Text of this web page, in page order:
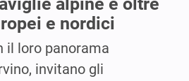
e nordici
il loro panorama
invitano gli